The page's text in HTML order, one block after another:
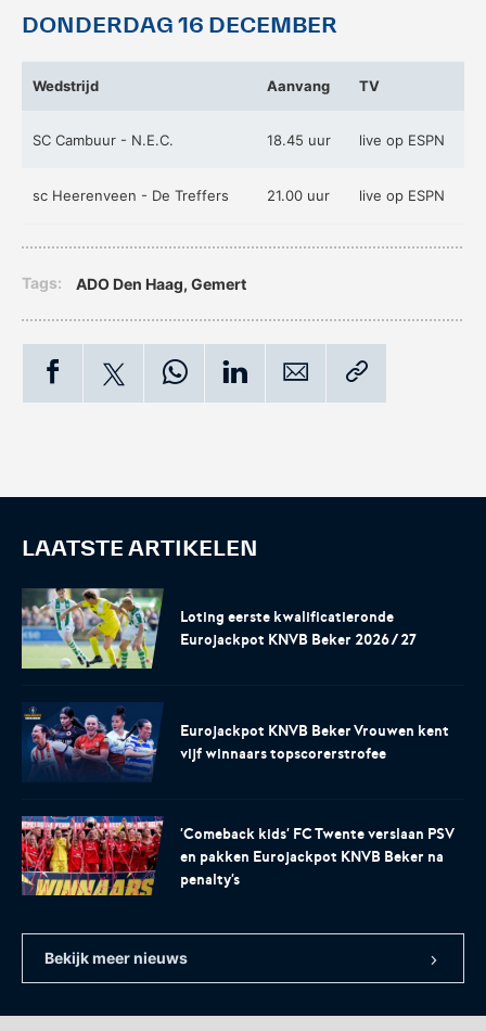
DONDERDAG 16 DECEMBER
Wedstrijd Aanvang TV
SC Cambuur - N.E.C. 18.45 uur live op ESPN
sc Heerenveen - De Treffers 21.00 uur live op ESPN
Tags: ADO Den Haag, Gemert
LAATSTE ARTIKELEN
Loting eerste kwalificatieronde
Eurojackpot KNVB Beker 2026/27
Eurojackpot KNVB Beker Vrouwen kent
vijf winnaars topscorerstrofee
'Comeback kids' FC Twente verslaan PSV
en pakken Eurojackpot KNVB Beker na
penalty's
Bekijk meer nieuws